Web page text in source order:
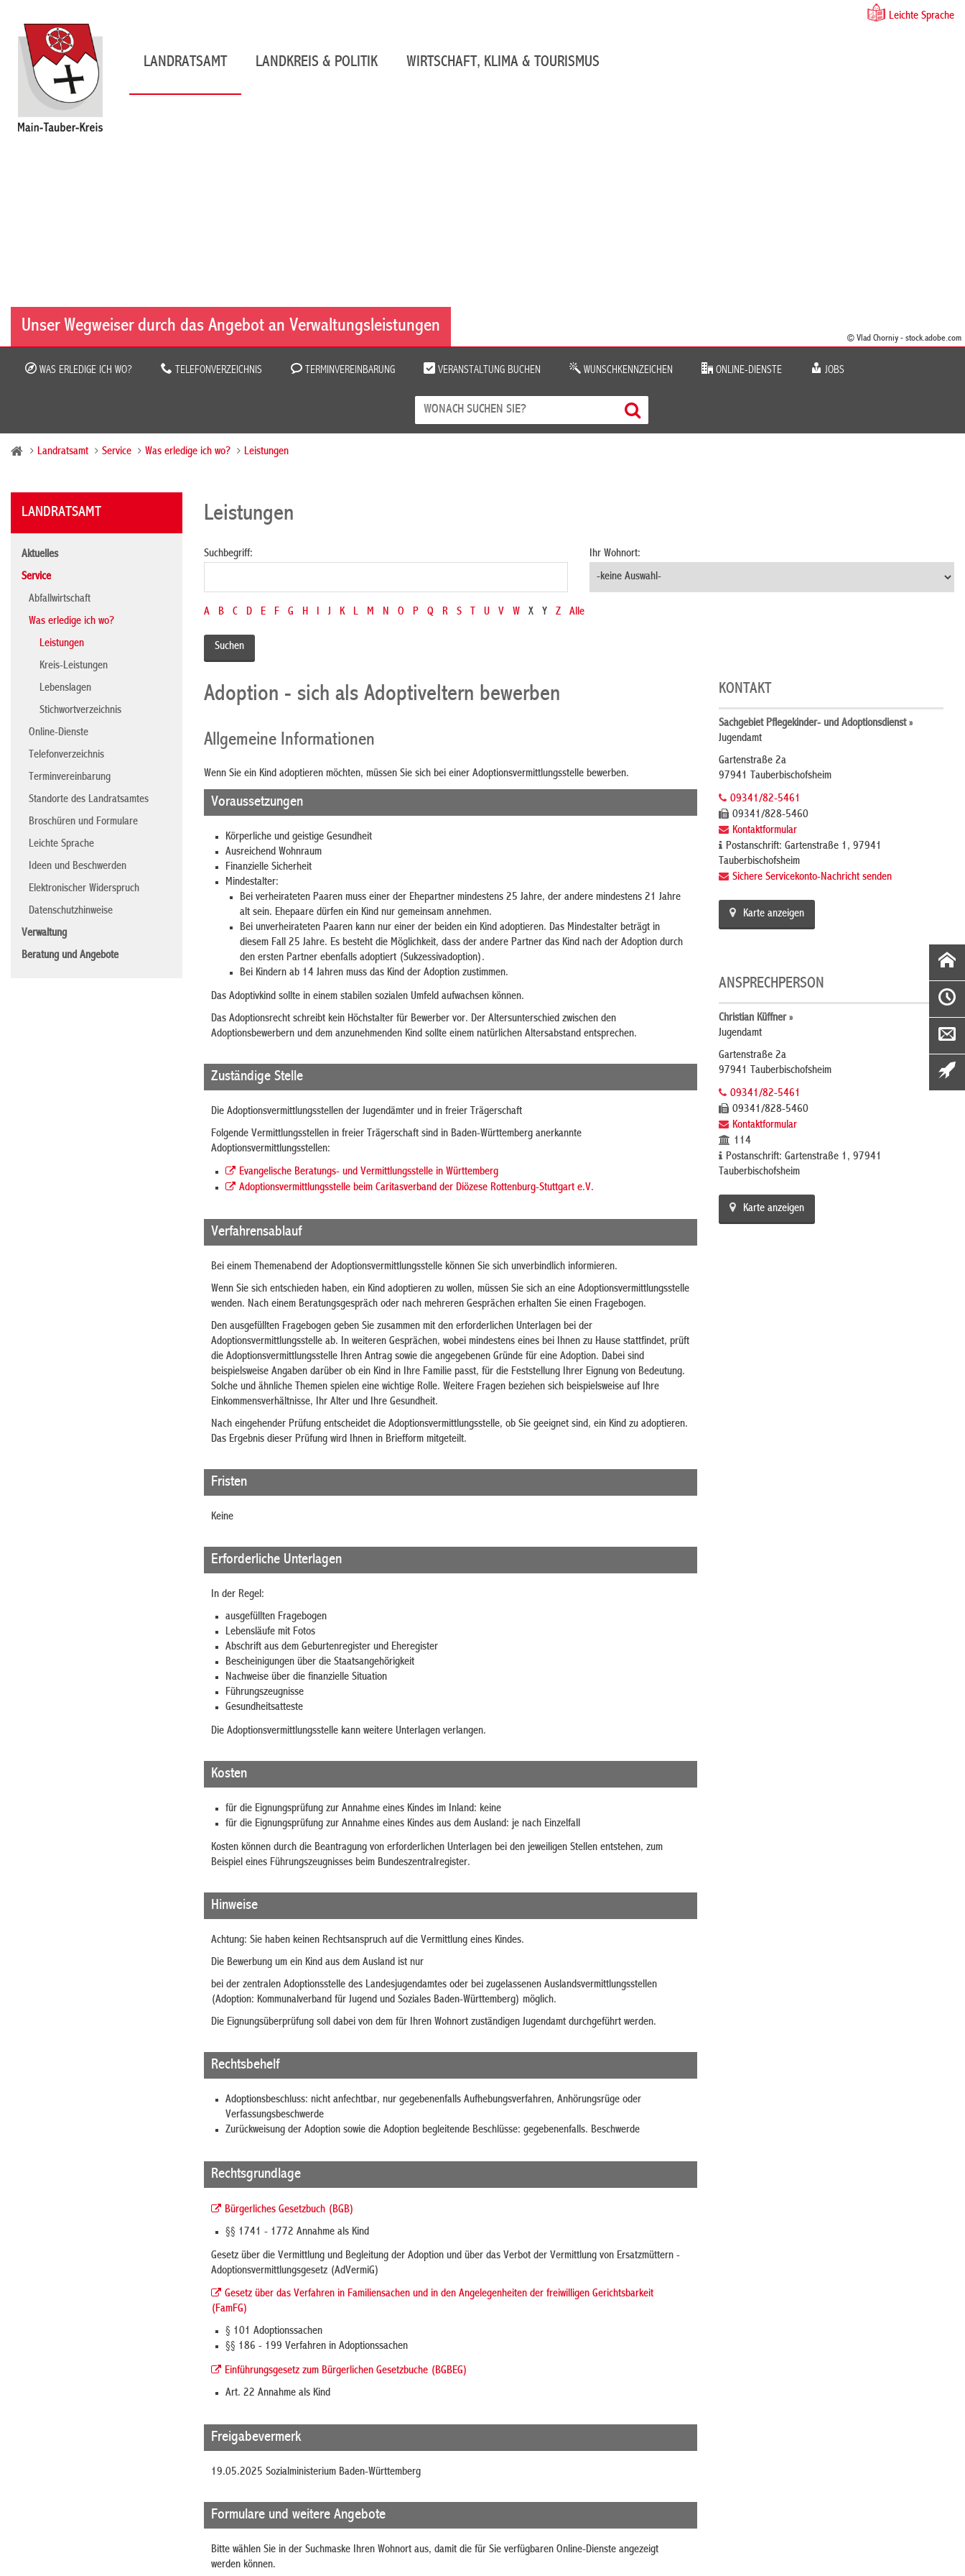
Leichte Sprache
LANDRATSAMT LANDKREIS & POLITIK WIRTSCHAFT, KLIMA & TOURISMUS
Unser Wegweiser durch das Angebot an Verwaltungsleistungen
© Vlad Chorniy - stock.adobe.com
WAS ERLEDIGE ICH WO? TELEFONVERZEICHNIS TERMINVEREINBARUNG VERANSTALTUNG BUCHEN WUNSCHKENNZEICHEN ONLINE-DIENSTE JOBS
Landratsamt Service Was erledige ich wo? Leistungen
LANDRATSAMT
Aktuelles
Service
Abfallwirtschaft
Was erledige ich wo?
Leistungen
Kreis-Leistungen
Lebenslagen
Stichwortverzeichnis
Online-Dienste
Telefonverzeichnis
Terminvereinbarung
Standorte des Landratsamtes
Broschüren und Formulare
Leichte Sprache
Ideen und Beschwerden
Elektronischer Widerspruch
Datenschutzhinweise
Verwaltung
Beratung und Angebote
Leistungen
Suchbegriff: Ihr Wohnort:
A B C D E F G H I J K L M N O P Q R S T U V W X Y Z Alle
Adoption - sich als Adoptiveltern bewerben
Allgemeine Informationen
Wenn Sie ein Kind adoptieren möchten, müssen Sie sich bei einer Adoptionsvermittlungsstelle bewerben.
Voraussetzungen
Körperliche und geistige Gesundheit
Ausreichend Wohnraum
Finanzielle Sicherheit
Mindestalter:
Bei verheirateten Paaren muss einer der Ehepartner mindestens 25 Jahre, der andere mindestens 21 Jahre
alt sein. Ehepaare dürfen ein Kind nur gemeinsam annehmen.
Bei unverheirateten Paaren kann nur einer der beiden ein Kind adoptieren. Das Mindestalter beträgt in
diesem Fall 25 Jahre. Es besteht die Möglichkeit, dass der andere Partner das Kind nach der Adoption durch
den ersten Partner ebenfalls adoptiert (Sukzessivadoption).
Bei Kindern ab 14 Jahren muss das Kind der Adoption zustimmen.
Das Adoptivkind sollte in einem stabilen sozialen Umfeld aufwachsen können.
Das Adoptionsrecht schreibt kein Höchstalter für Bewerber vor. Der Altersunterschied zwischen den
Adoptionsbewerbern und dem anzunehmenden Kind sollte einem natürlichen Altersabstand entsprechen.
Zuständige Stelle
Die Adoptionsvermittlungsstellen der Jugendämter und in freier Trägerschaft
Folgende Vermittlungsstellen in freier Trägerschaft sind in Baden-Württemberg anerkannte
Adoptionsvermittlungsstellen:
Evangelische Beratungs- und Vermittlungsstelle in Württemberg
Adoptionsvermittlungsstelle beim Caritasverband der Diözese Rottenburg-Stuttgart e.V.
Verfahrensablauf
Bei einem Themenabend der Adoptionsvermittlungsstelle können Sie sich unverbindlich informieren.
Wenn Sie sich entschieden haben, ein Kind adoptieren zu wollen, müssen Sie sich an eine Adoptionsvermittlungsstelle
wenden. Nach einem Beratungsgespräch oder nach mehreren Gesprächen erhalten Sie einen Fragebogen.
Den ausgefüllten Fragebogen geben Sie zusammen mit den erforderlichen Unterlagen bei der
Adoptionsvermittlungsstelle ab. In weiteren Gesprächen, wobei mindestens eines bei Ihnen zu Hause stattfindet, prüft
die Adoptionsvermittlungsstelle Ihren Antrag sowie die angegebenen Gründe für eine Adoption. Dabei sind
beispielsweise Angaben darüber ob ein Kind in Ihre Familie passt, für die Feststellung Ihrer Eignung von Bedeutung.
Solche und ähnliche Themen spielen eine wichtige Rolle. Weitere Fragen beziehen sich beispielsweise auf Ihre
Einkommensverhältnisse, Ihr Alter und Ihre Gesundheit.
Nach eingehender Prüfung entscheidet die Adoptionsvermittlungsstelle, ob Sie geeignet sind, ein Kind zu adoptieren.
Das Ergebnis dieser Prüfung wird Ihnen in Briefform mitgeteilt.
Fristen
Keine
Erforderliche Unterlagen
In der Regel:
ausgefüllten Fragebogen
Lebensläufe mit Fotos
Abschrift aus dem Geburtenregister und Eheregister
Bescheinigungen über die Staatsangehörigkeit
Nachweise über die finanzielle Situation
Führungszeugnisse
Gesundheitsatteste
Die Adoptionsvermittlungsstelle kann weitere Unterlagen verlangen.
Kosten
für die Eignungsprüfung zur Annahme eines Kindes im Inland: keine
für die Eignungsprüfung zur Annahme eines Kindes aus dem Ausland: je nach Einzelfall
Kosten können durch die Beantragung von erforderlichen Unterlagen bei den jeweiligen Stellen entstehen, zum
Beispiel eines Führungszeugnisses beim Bundeszentralregister.
Hinweise
Achtung: Sie haben keinen Rechtsanspruch auf die Vermittlung eines Kindes.
Die Bewerbung um ein Kind aus dem Ausland ist nur
bei der zentralen Adoptionsstelle des Landesjugendamtes oder bei zugelassenen Auslandsvermittlungsstellen
(Adoption: Kommunalverband für Jugend und Soziales Baden-Württemberg) möglich.
Die Eignungsüberprüfung soll dabei von dem für Ihren Wohnort zuständigen Jugendamt durchgeführt werden.
Rechtsbehelf
Adoptionsbeschluss: nicht anfechtbar, nur gegebenenfalls Aufhebungsverfahren, Anhörungsrüge oder
Verfassungsbeschwerde
Zurückweisung der Adoption sowie die Adoption begleitende Beschlüsse: gegebenenfalls. Beschwerde
Rechtsgrundlage
Bürgerliches Gesetzbuch (BGB)
§§ 1741 - 1772 Annahme als Kind
Gesetz über die Vermittlung und Begleitung der Adoption und über das Verbot der Vermittlung von Ersatzmüttern -
Adoptionsvermittlungsgesetz (AdVermiG)
Gesetz über das Verfahren in Familiensachen und in den Angelegenheiten der freiwilligen Gerichtsbarkeit
(FamFG)
§ 101 Adoptionssachen
§§ 186 - 199 Verfahren in Adoptionssachen
Einführungsgesetz zum Bürgerlichen Gesetzbuche (BGBEG)
Art. 22 Annahme als Kind
Freigabevermerk
19.05.2025 Sozialministerium Baden-Württemberg
Formulare und weitere Angebote
Bitte wählen Sie in der Suchmaske Ihren Wohnort aus, damit die für Sie verfügbaren Online-Dienste angezeigt
werden können.
KONTAKT
Sachgebiet Pflegekinder- und Adoptionsdienst »
Jugendamt
Gartenstraße 2a
97941 Tauberbischofsheim
09341/82-5461
09341/828-5460
Kontaktformular
Postanschrift: Gartenstraße 1, 97941
Tauberbischofsheim
Sichere Servicekonto-Nachricht senden
Karte anzeigen
ANSPRECHPERSON
Christian Küffner »
Jugendamt
Gartenstraße 2a
97941 Tauberbischofsheim
09341/82-5461
09341/828-5460
Kontaktformular
114
Postanschrift: Gartenstraße 1, 97941
Tauberbischofsheim
Karte anzeigen